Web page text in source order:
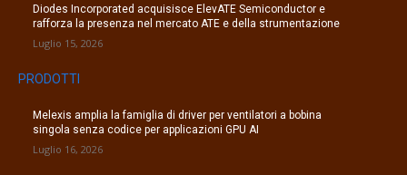
Diodes Incorporated acquisisce ElevATE Semiconductor e
rafforza la presenza nel mercato ATE e della strumentazione
Luglio 15, 2026
PRODOTTI
Melexis amplia la famiglia di driver per ventilatori a bobina
singola senza codice per applicazioni GPU AI
Luglio 16, 2026